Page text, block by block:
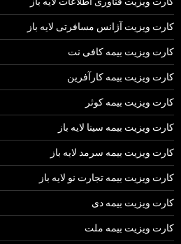
کارت ویزیت آژانس مسافرتی لایه باز
کارت ویزیت بیمه کافی نت
کارت ویزیت بیمه کارآفرین
کارت ویزیت بیمه کوثر
کارت ویزیت بیمه سینا لایه باز
کارت ویزیت بیمه سرمد لایه باز
کارت ویزیت بیمه تجارت نو لایه باز
کارت ویزیت بیمه دی
کارت ویزیت بیمه ملت